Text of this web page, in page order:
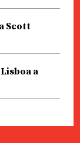
Scott
a